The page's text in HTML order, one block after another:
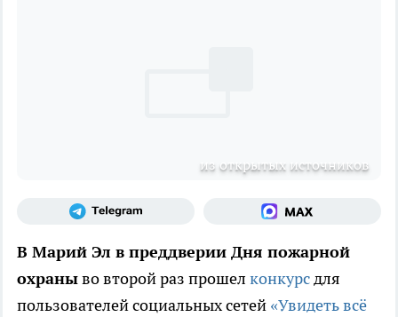
из открытых источников
В Марий Эл в преддверии Дня пожарной
охраныво второй раз прошел конкурсдля
пользователей социальных сетей «Увидеть всё